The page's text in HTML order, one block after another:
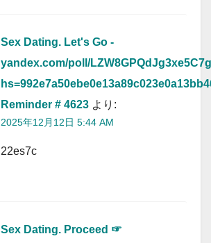
Sex Dating. Let's Go -
yandex.com/poll/
Reminder # 4623 より:
2025年12月12日 5:44 AM
22es7c
Sex Dating. Proceed ☞